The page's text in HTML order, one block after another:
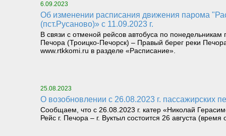
6.09.2023
Об изменении расписания движения парома "Расью" на маршруте «Левый берег реки Печора (Троицко-Печорск) – Правый берег реки Печора
(пст.Русаново)» с 11.09.2023 г.
В связи с отменой рейсов автобуса по
Печора (Троицко-Печорск) – Правый берег реки
www.rtkkomi.ru в разделе «Расписание».
25.08.2023
О возобновлении с 26.08.2023 г. пассажирских
Сообщаем, что с 26.08.2023 г. катер «Николай
Рейс г. Печора – г. Вуктыл состоится 26 августа